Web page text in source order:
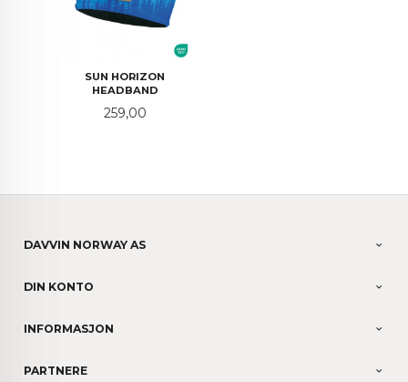
SUN HORIZON
HEADBAND
Pris
259,00
DAVVIN NORWAY AS
DIN KONTO
INFORMASJON
PARTNERE